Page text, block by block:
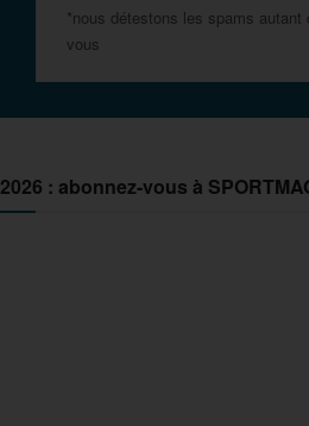
*nous détestons les spams autant
vous
2026 : abonnez-vous à